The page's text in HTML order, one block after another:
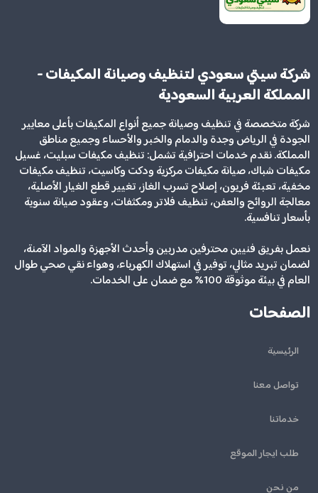
شركة سيتي سعودي لتنظيف وصيانة المكيفات -
المملكة العربية السعودية
شركة متخصصة في تنظيف وصيانة جميع أنواع المكيفات بأعلى معايير
الجودة في الرياض وجدة والدمام والخبر والأحساء وجميع مناطق
المملكة. نقدم خدمات احترافية تشمل: تنظيف مكيفات سبليت، غسيل
مكيفات شباك، صيانة مكيفات مركزية ودكت وكاسيت، تنظيف مكيفات
مخفية، تعبئة فريون، إصلاح تسرب الغاز، تغيير قطع الغيار الأصلية،
معالجة الروائح والعفن، تنظيف فلاتر ومكثفات، وعقود صيانة سنوية
بأسعار تنافسية.
نعمل بفريق فنيين محترفين مدربين وأحدث الأجهزة والمواد الآمنة،
لضمان تبريد مثالي، توفير في استهلاك الكهرباء، وهواء نقي صحي طوال
العام في بيئة موثوقة 100% مع ضمان على الخدمات.
الصفحات
الرئيسية
تواصل معنا
خدماتنا
طلب ايجار الموقع
من نحن